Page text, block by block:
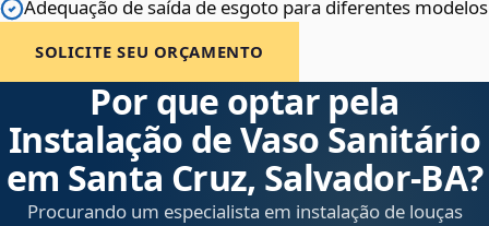
Adequação de saída de esgoto para diferentes modelos
SOLICITE SEU ORÇAMENTO
Por que optar pela
Instalação de Vaso Sanitário
em Santa Cruz, Salvador‑BA?
Procurando um especialista em instalação de louças